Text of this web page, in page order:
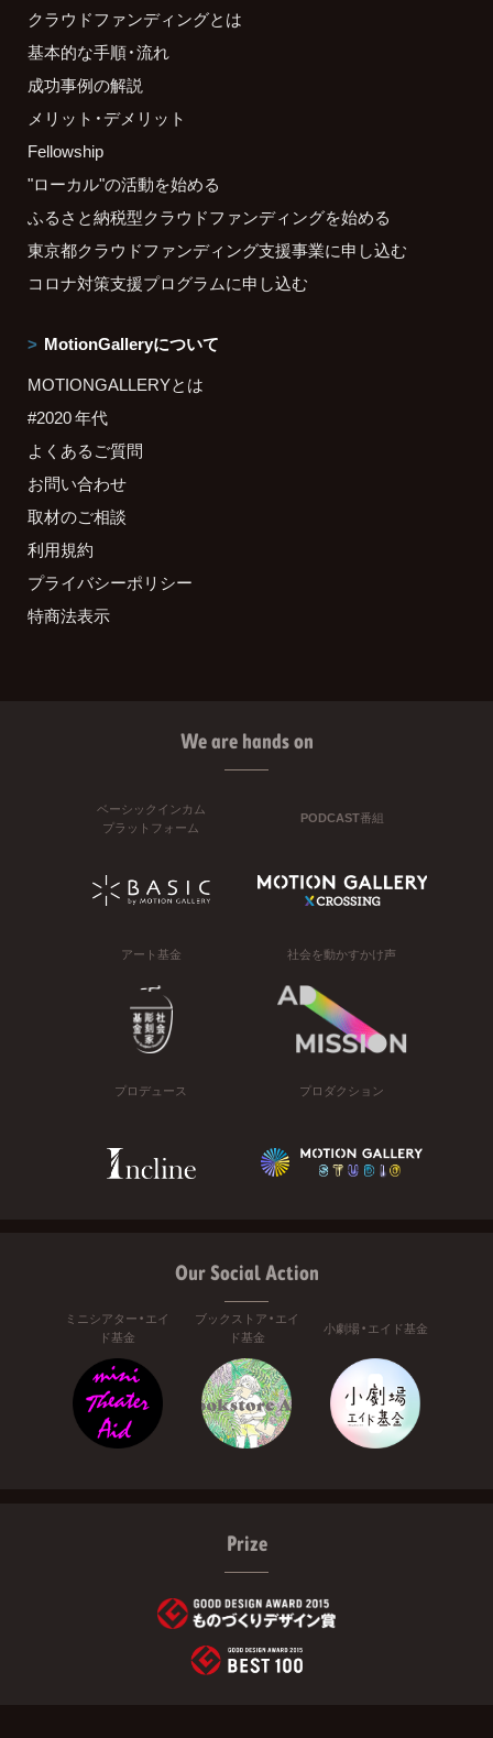
クラウドファンディングとは
基本的な手順・流れ
成功事例の解説
メリット・デメリット
Fellowship
"ローカル"の活動を始める
ふるさと納税型クラウドファンディングを始める
東京都クラウドファンディング支援事業に申し込む
コロナ対策支援プログラムに申し込む
MotionGalleryについて
MOTIONGALLERYとは
#2020 年代
よくあるご質問
お問い合わせ
取材のご相談
利用規約
プライバシーポリシー
特商法表示
We are hands on
ベーシックインカム
プラットフォーム
PODCAST番組
アート基金 社会を動かすかけ声
プロデュース プロダクション
Our Social Action
ミニシアター・エイ
ド基金
ブックストア・エイ
ド基金
小劇場・エイド基金
Prize